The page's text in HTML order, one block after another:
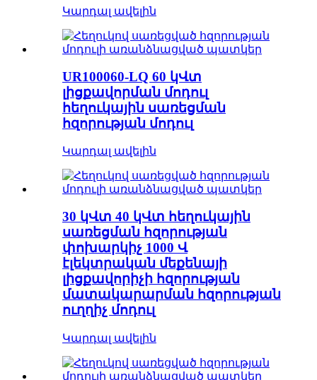
Կարդալ ավելին
UR100060-LQ 60 կՎտ
լիցքավորման մոդուլ
հեղուկային սառեցման
հզորության մոդուլ
Կարդալ ավելին
30 կՎտ 40 կՎտ հեղուկային
սառեցման հզորության
փոխարկիչ 1000 Վ
էլեկտրական մեքենայի
լիցքավորիչի հզորության
մատակարարման հզորության
ուղղիչ մոդուլ
Կարդալ ավելին